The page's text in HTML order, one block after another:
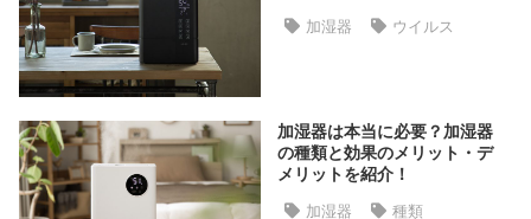
最
近
ェ
ッ
ク
加湿器 ウイルス
加湿器は本当に必要？加湿器
の種類と効果のメリット・デ
メリットを紹介！
加湿器 種類